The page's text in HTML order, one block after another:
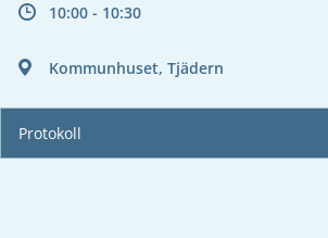
10:00 - 10:30
Kommunhuset, Tjädern
Protokoll